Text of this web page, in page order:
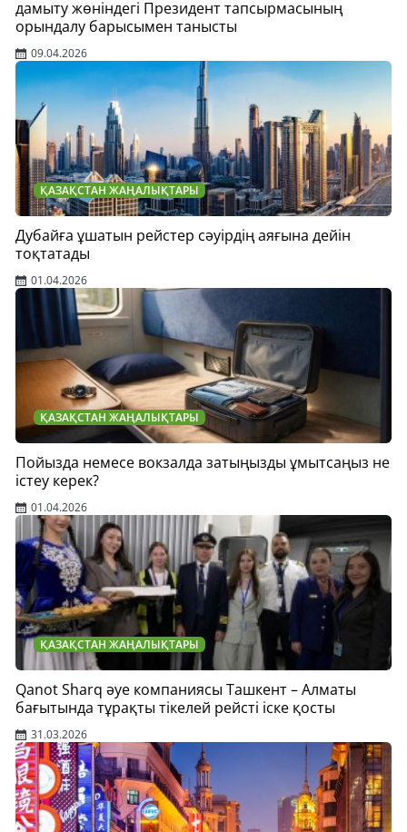
дамыту жөніндегі Президент тапсырмасының
орындалу барысымен танысты
09.04.2026
ҚАЗАҚСТАН ЖАҢАЛЫҚТАРЫ
Дубайға ұшатын рейстер сәуірдің аяғына дейін
тоқтатады
01.04.2026
ҚАЗАҚСТАН ЖАҢАЛЫҚТАРЫ
Пойызда немесе вокзалда затыңызды ұмытсаңыз не
істеу керек?
01.04.2026
ҚАЗАҚСТАН ЖАҢАЛЫҚТАРЫ
Qanot Sharq әуе компаниясы Ташкент – Алматы
бағытында тұрақты тікелей рейсті іске қосты
31.03.2026